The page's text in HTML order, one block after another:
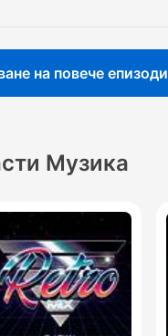
на повече епизоди
Музика